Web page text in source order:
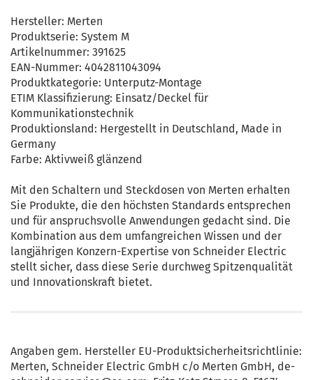
Hersteller: Merten
Produktserie: System M
Artikelnummer: 391625
EAN-Nummer: 4042811043094
Produktkategorie: Unterputz-Montage
ETIM Klassifizierung: Einsatz/Deckel für
Kommunikationstechnik
Produktionsland: Hergestellt in Deutschland, Made in
Germany
Farbe: Aktivweiß glänzend
Mit den Schaltern und Steckdosen von Merten erhalten
Sie Produkte, die den höchsten Standards entsprechen
und für anspruchsvolle Anwendungen gedacht sind. Die
Kombination aus dem umfangreichen Wissen und der
langjährigen Konzern-Expertise von Schneider Electric
stellt sicher, dass diese Serie durchweg Spitzenqualität
und Innovationskraft bietet.
Angaben gem. Hersteller EU-Produktsicherheitsrichtlinie:
Merten, Schneider Electric GmbH c/o Merten GmbH, de-